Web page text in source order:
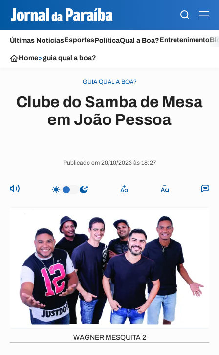
Últimas NotíciasEsportesPolíticaQual a Boa?Entretenimento
Home>guia qual a boa?
GUIA QUAL A BOA?
Clube do Samba de Mesa
em João Pessoa
Publicado em 20/10/2023 às 18:27
WAGNER MESQUITA 2